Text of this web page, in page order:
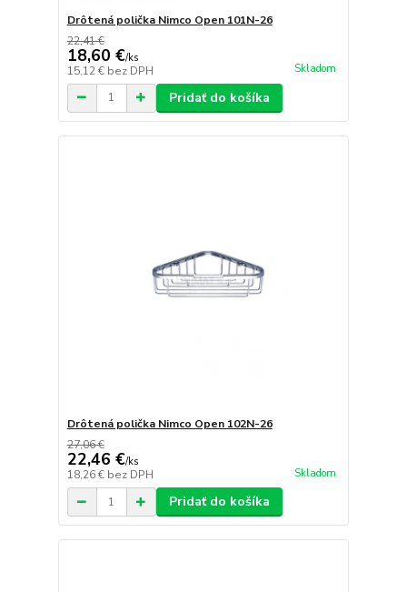
Drôtená polička Nimco Open 101N-26
22,41 €
18,60 €/ks
15,12 € bez DPH Skladom
Pridať do košíka
Drôtená polička Nimco Open 102N-26
27,06 €
22,46 €/ks
18,26 € bez DPH Skladom
Pridať do košíka